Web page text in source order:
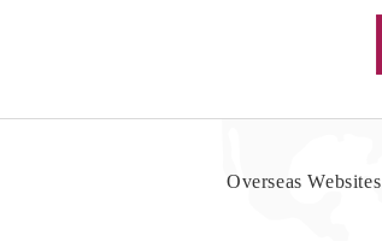
Overseas Websites